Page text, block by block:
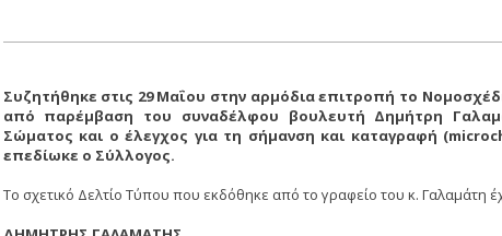
Συζητήθηκε στις 29 Mαΐου στην αρμόδια επιτροπή το
από παρέμβαση του συναδέλφου βουλευτή Δημήτρη
Σώματος και ο έλεγχος για τη σήμανση και καταγραφή
επεδίωκε ο Σύλλογος.
Tο σχετικό Δελτίο Tύπου που εκδόθηκε από το γραφείο του κ. Γαλαμάτη